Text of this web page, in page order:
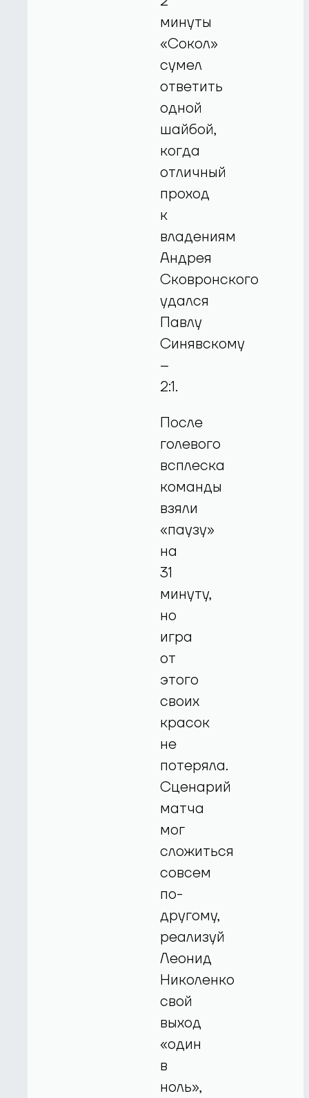
минуты
«Сокол»
сумел
ответить
одной
шайбой,
когда
отличный
проход
к
владениям
Андрея
Сковронского
удался
Павлу
Синявскому
–
2:1.
После
голевого
всплеска
команды
взяли
«паузу»
на
31
минуту,
но
игра
от
этого
своих
красок
не
потеряла.
Сценарий
матча
мог
сложиться
совсем
по-
другому,
реализуй
Леонид
Николенко
свой
выход
«один
в
ноль»,